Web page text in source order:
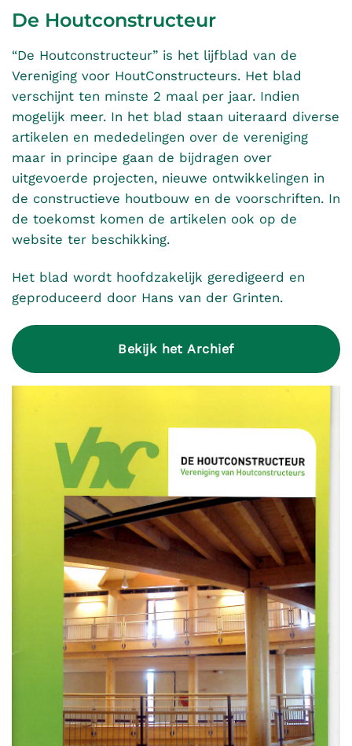
De Houtconstructeur
“De Houtconstructeur” is het lijfblad van de
Vereniging voor HoutConstructeurs. Het blad
verschijnt ten minste 2 maal per jaar. Indien
mogelijk meer. In het blad staan uiteraard diverse
artikelen en mededelingen over de vereniging
maar in principe gaan de bijdragen over
uitgevoerde projecten, nieuwe ontwikkelingen in
de constructieve houtbouw en de voorschriften. In
de toekomst komen de artikelen ook op de
website ter beschikking.
Het blad wordt hoofdzakelijk geredigeerd en
geproduceerd door Hans van der Grinten.
Bekijk het Archief